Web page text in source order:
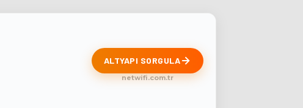
ALTYAPI SORGULA
netwifi.com.tr